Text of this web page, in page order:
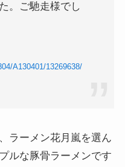
。ご馳走様でし
A130401/13269638/
ラーメン花月嵐を選ん
ルな豚骨ラーメンです